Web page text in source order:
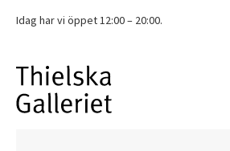
Idag har vi öppet 12:00 – 20:00.